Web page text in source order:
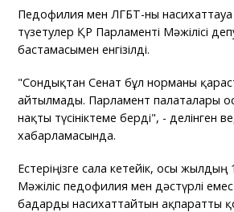
Педофилия мен ЛГБТ-ны
түзетулер ҚР Парламенті Мәжілісі
бастамасымен енгізілді.
"Сондықтан Сенат бұл норманы
айтылмады. Парламент палаталары
нақты түсініктеме берді", - делінген
хабарламасында.
Естеріңізге сала кетейік, осы
Мәжіліс педофилия мен дәстүрлі
бағдарды насихаттайтын ақпаратты